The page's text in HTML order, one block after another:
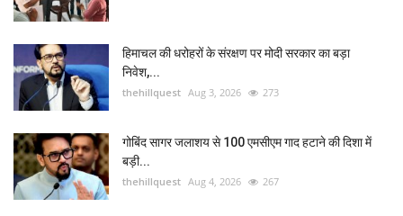
हिमाचल की धरोहरों के संरक्षण पर मोदी सरकार का बड़ा
निवेश,...
thehillquest Aug 3, 2026 273
गोबिंद सागर जलाशय से 100 एमसीएम गाद हटाने की दिशा में
बड़ी...
thehillquest Aug 4, 2026 267